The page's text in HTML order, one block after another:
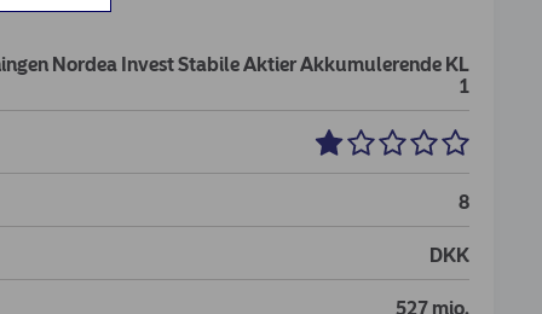
Nordea Invest Stabile Aktier Akkumulerende KL
1
8
DKK
527 mio.